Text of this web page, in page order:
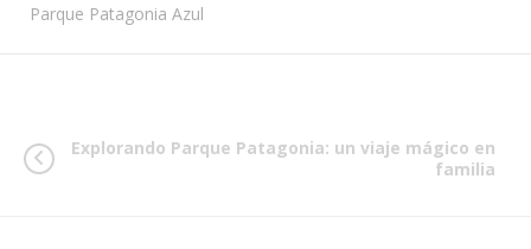
Parque Patagonia Azul
Explorando Parque Patagonia: un viaje mágico en
familia